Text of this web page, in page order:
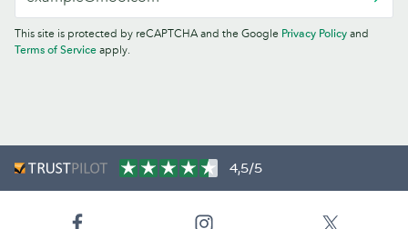
This site is protected by reCAPTCHA and the Google Privacy Policy and
Terms of Service apply.
4,5/5